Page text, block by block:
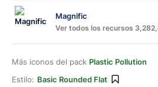
Magnific
Ver todos los recursos
Más iconos del pack Plastic Pollution
Estilo: Basic Rounded Flat